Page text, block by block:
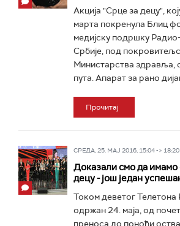
Акција "Срце за децу",
марта покренула Блиц
медијску подршку Радио-
Србије, под
Министарства здравља,
пута. Апарат за рано
Прочитај
СРЕДА, 25. МАЈ 2016, 15:04 -> 18:20
Доказали смо да имамо
децу - још један
Током деветог Телетона
одржан 24. маја, од
преноса до поноћи